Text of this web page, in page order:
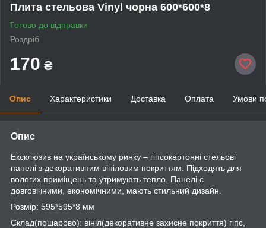
Плита стельова Vinyl чорна 600*600*8
Готово до відправки
Роздріб
170 ₴
Опис Характеристики Доставка Оплата Умови
Опис
Ексклюзив на українському ринку – гіпсокартонні стельові
панелі з декоративним вініловим покриттям. Підходять для
вологих приміщень та утримують тепло. Панелі є
довговічними, економічними, мають стильний дизайн.
Розмір: 595*595*8 мм
Склад(пошарово): вініл(декоративне захисне покриття) гіпс,